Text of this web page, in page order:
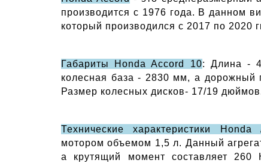
производится с 1976 года. В данном
который производился с 2017 по 2020
Габариты Honda Accord 10: Длина -
колесная база - 2830 мм, а дорожный
Размер колесных дисков- 17/19
Технические характеристики
мотором объемом 1,5 л. Данный
а крутящий момент составляет